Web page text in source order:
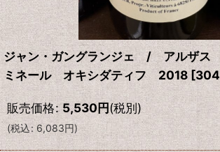
ジャン・ガングランジェ / アルザス
ミネール オキシダティフ 2018 [
販売価格: 5,530円(税別)
(税込: 6,083円)